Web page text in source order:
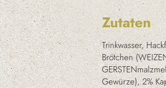
Zutaten
Trinkwasser,
Brötchen
Gewürze), 2%